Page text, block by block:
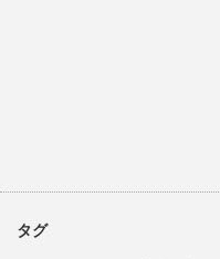
タグ